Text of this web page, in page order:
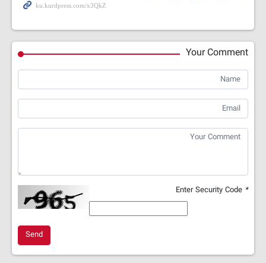
Your Comment
*
Send